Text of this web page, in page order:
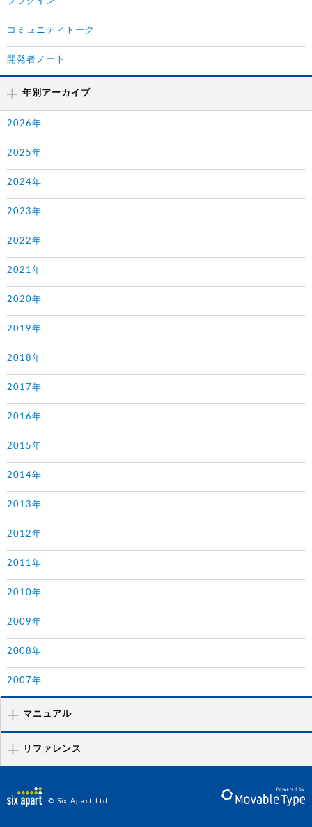
コミュニティトーク
開発者ノート
年別アーカイブ
2026年
2025年
2024年
2023年
2022年
2021年
2020年
2019年
2018年
2017年
2016年
2015年
2014年
2013年
2012年
2011年
2010年
2009年
2008年
2007年
マニュアル
リファレンス
© Six Apart Ltd.